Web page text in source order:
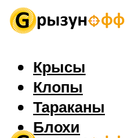
Крысы
Клопы
Тараканы
Блохи